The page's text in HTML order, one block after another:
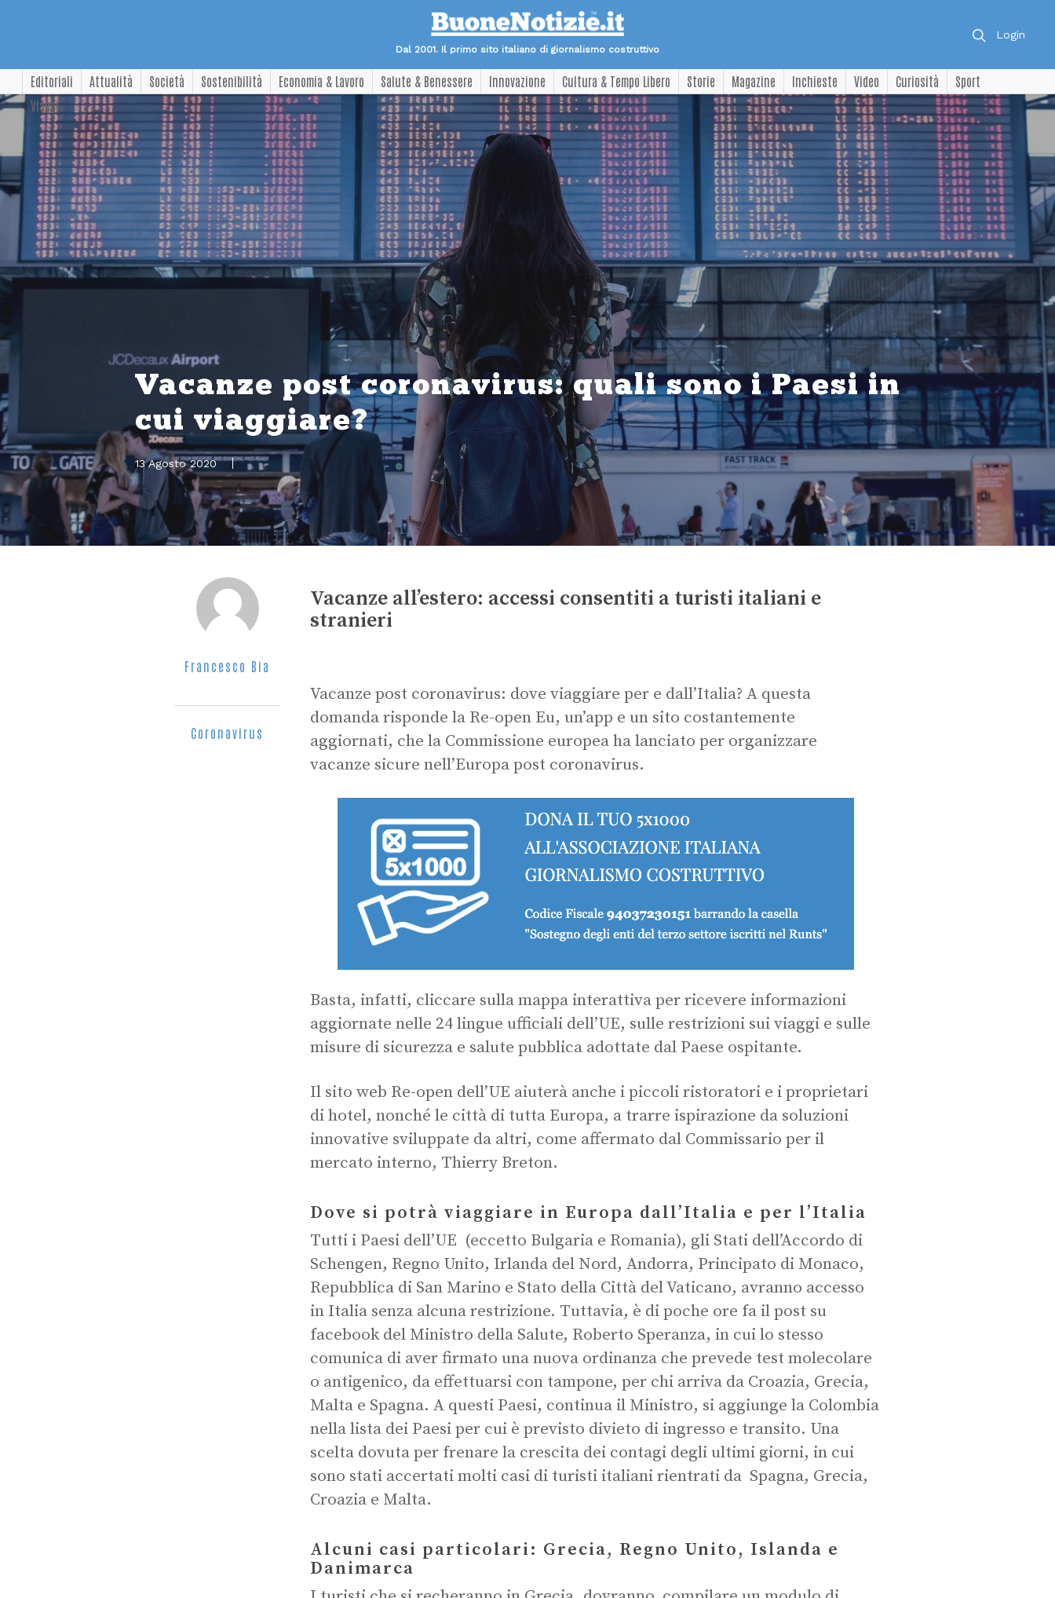
Dal 2001. Il primo sito italiano di giornalismo costruttivo
Login
Editoriali Attualità Società Sostenibilità Economia & Lavoro Salute & Benessere Innovazione Cultura & Tempo Libero Storie Magazine Inchieste Video Curiosità
Sport
Viaggi
Vacanze post coronavirus: quali sono i Paesi in
cui viaggiare?
13 Agosto 2020
Francesco Bia
Coronavirus
Vacanze all’estero: accessi consentiti a turisti italiani e
stranieri
Vacanze post coronavirus: dove viaggiare per e dall’Italia? A questa
domanda risponde la Re-open Eu, un’app e un sito costantemente
aggiornati, che la Commissione europea ha lanciato per organizzare
vacanze sicure nell’Europa post coronavirus.
Basta, infatti, cliccare sulla mappa interattiva per ricevere informazioni
aggiornate nelle 24 lingue ufficiali dell’UE, sulle restrizioni sui viaggi e sulle
misure di sicurezza e salute pubblica adottate dal Paese ospitante.
Il sito web Re-open dell’UE aiuterà anche i piccoli ristoratori e i proprietari
di hotel, nonché le città di tutta Europa, a trarre ispirazione da soluzioni
innovative sviluppate da altri, come affermato dal Commissario per il
mercato interno, Thierry Breton.
Dove si potrà viaggiare in Europa dall’Italia e per l’Italia
Tutti i Paesi dell’UE (eccetto Bulgaria e Romania), gli Stati dell’Accordo di
Schengen, Regno Unito, Irlanda del Nord, Andorra, Principato di Monaco,
Repubblica di San Marino e Stato della Città del Vaticano, avranno accesso
in Italia senza alcuna restrizione. Tuttavia, è di poche ore fa il post su
facebook del Ministro della Salute, Roberto Speranza, in cui lo stesso
comunica di aver firmato una nuova ordinanza che prevede test molecolare
o antigenico, da effettuarsi con tampone, per chi arriva da Croazia, Grecia,
Malta e Spagna. A questi Paesi, continua il Ministro, si aggiunge la Colombia
nella lista dei Paesi per cui è previsto divieto di ingresso e transito. Una
scelta dovuta per frenare la crescita dei contagi degli ultimi giorni, in cui
sono stati accertati molti casi di turisti italiani rientrati da Spagna, Grecia,
Croazia e Malta.
Alcuni casi particolari: Grecia, Regno Unito, Islanda e
Danimarca